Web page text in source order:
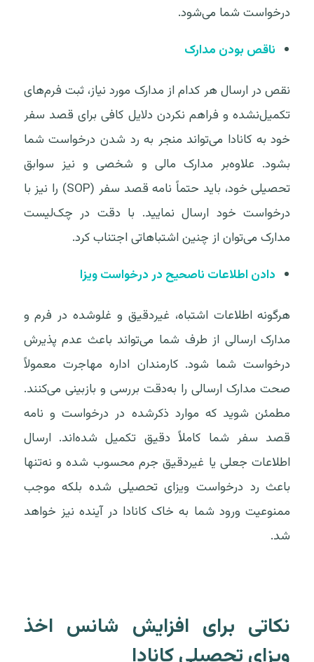
درخواست شما می‌شود.
ناقص بودن مدارک
نقص در ارسال هر کدام از مدارک مورد نیاز، ثبت فرم‌های
تکمیل‌نشده و فراهم نکردن دلایل کافی برای قصد سفر
خود به کانادا می‌تواند منجر به رد شدن درخواست شما
بشود. علاوه‌بر مدارک مالی و شخصی و نیز سوابق
تحصیلی خود، باید حتماً نامه قصد سفر (SOP) را نیز با
درخواست خود ارسال نمایید. با دقت در چک‌لیست
مدارک می‌توان از چنین اشتباهاتی اجتناب کرد.
دادن اطلاعات ناصحیح در درخواست ویزا
هرگونه اطلاعات اشتباه، غیردقیق و غلوشده در فرم و
مدارک ارسالی از طرف شما می‌تواند باعث عدم پذیرش
درخواست شما شود. کارمندان اداره مهاجرت معمولاً
صحت مدارک ارسالی را به‌دقت بررسی و بازبینی می‌کنند.
مطمئن شوید که موارد ذکرشده در درخواست و نامه
قصد سفر شما کاملاً دقیق تکمیل شده‌اند. ارسال
اطلاعات جعلی یا غیردقیق جرم محسوب شده و نه‌تنها
باعث رد درخواست ویزای تحصیلی شده بلکه موجب
ممنوعیت ورود شما به خاک کانادا در آینده نیز خواهد
شد.
نکاتی برای افزایش شانس اخذ